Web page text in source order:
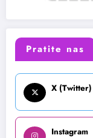
Pratite nas
X (Twitter)
Instagram